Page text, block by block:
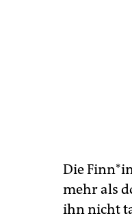
Die
mehr als
ihn nicht